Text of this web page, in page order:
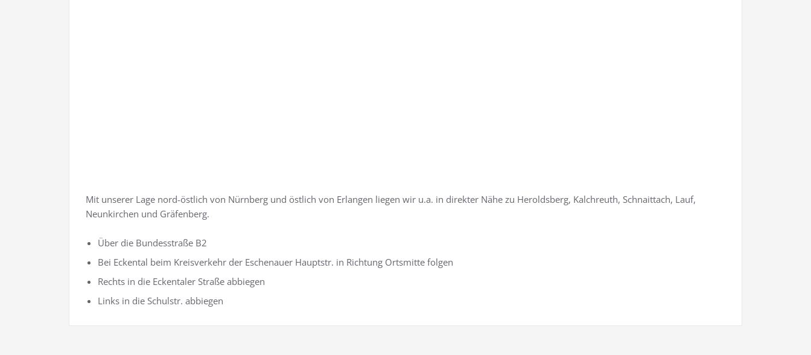
Mit unserer Lage nord-östlich von Nürnberg und östlich von Erlangen liegen wir u.a. in direkter Nähe zu Heroldsberg, Kalchreuth, Schnaittach, Lauf,
Neunkirchen und Gräfenberg.
Über die Bundesstraße B2
Bei Eckental beim Kreisverkehr der Eschenauer Hauptstr. in Richtung Ortsmitte folgen
Rechts in die Eckentaler Straße abbiegen
Links in die Schulstr. abbiegen